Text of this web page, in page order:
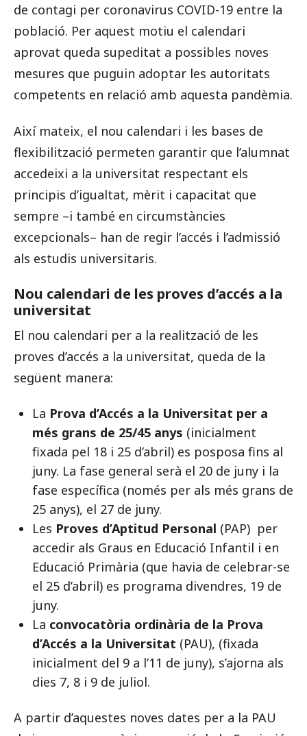
de contagi per coronavirus COVID-19 entre la
població. Per aquest motiu el calendari
aprovat queda supeditat a possibles noves
mesures que puguin adoptar les autoritats
competents en relació amb aquesta pandèmia.
Així mateix, el nou calendari i les bases de
flexibilització permeten garantir que l’alumnat
accedeixi a la universitat respectant els
principis d’igualtat, mèrit i capacitat que
sempre –i també en circumstàncies
excepcionals– han de regir l’accés i l’admissió
als estudis universitaris.
Nou calendari de les proves d’accés a la
universitat
El nou calendari per a la realització de les
proves d’accés a la universitat, queda de la
següent manera:
La Prova d’Accés a la Universitat per a
més grans de 25/45 anys (inicialment
fixada pel 18 i 25 d’abril) es posposa fins al
juny. La fase general serà el 20 de juny i la
fase específica (només per als més grans de
25 anys), el 27 de juny.
Les Proves d’Aptitud Personal (PAP) per
accedir als Graus en Educació Infantil i en
Educació Primària (que havia de celebrar-se
el 25 d’abril) es programa divendres, 19 de
juny.
La convocatòria ordinària de la Prova
d’Accés a la Universitat (PAU), (fixada
inicialment del 9 a l’11 de juny), s’ajorna als
dies 7, 8 i 9 de juliol.
A partir d’aquestes noves dates per a la PAU